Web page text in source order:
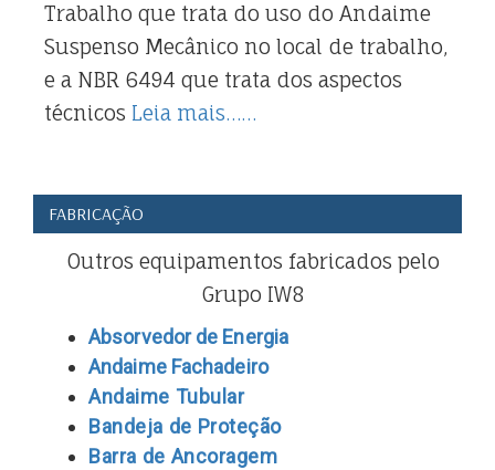
Trabalho que trata do uso do Andaime
Suspenso Mecânico no local de trabalho,
e a NBR 6494 que trata dos aspectos
técnicos Leia mais……
FABRICAÇÃO
Outros equipamentos fabricados pelo
Grupo IW8
Absorvedor de Energia
Andaime Fachadeiro
Andaime Tubular
Bandeja de Proteção
Barra de Ancoragem